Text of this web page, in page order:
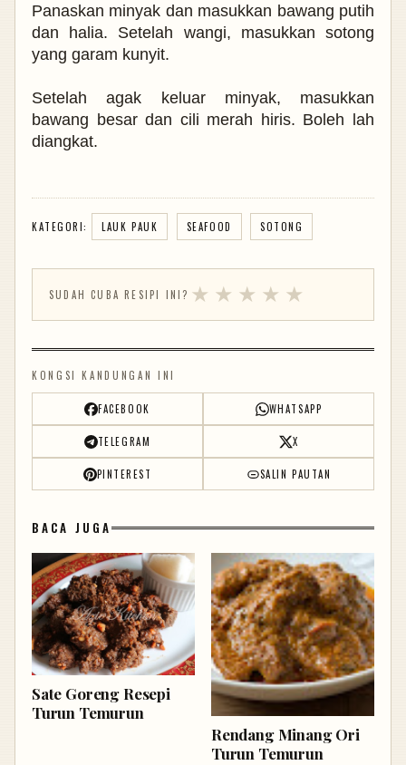
Panaskan minyak dan masukkan bawang putih
dan halia. Setelah wangi, masukkan sotong
yang garam kunyit.
Setelah agak keluar minyak, masukkan
bawang besar dan cili merah hiris. Boleh lah
diangkat.
KATEGORI: LAUK PAUK SEAFOOD SOTONG
SUDAH CUBA RESIPI INI? ★ ★ ★ ★ ★
KONGSI KANDUNGAN INI
FACEBOOK WHATSAPP
TELEGRAM X
PINTEREST SALIN PAUTAN
BACA JUGA
Sate Goreng Resepi
Turun Temurun
Rendang Minang Ori
Turun Temurun